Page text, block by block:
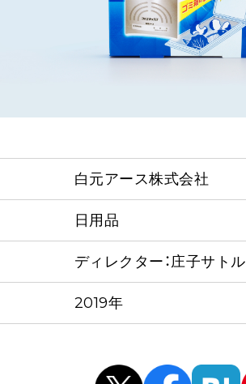
白元アース株式会社
日用品
ディレクター：庄子サトル
2019年